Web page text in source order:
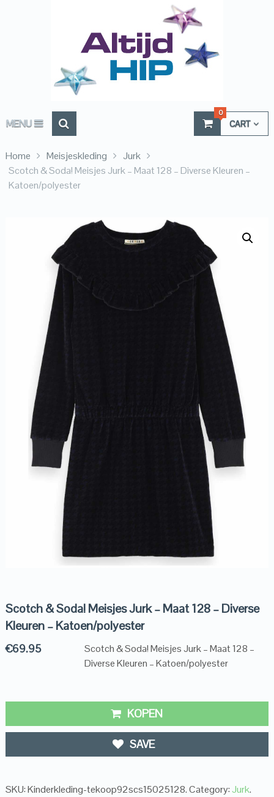
MENU CART
0
Home Meisjeskleding
Jurk
Scotch & Soda! Meisjes Jurk – Maat 128 – Diverse Kleuren –
Katoen/polyester
Scotch & Soda! Meisjes Jurk – Maat 128 – Diverse
Kleuren – Katoen/polyester
€69.95
Scotch & Soda! Meisjes Jurk – Maat 128 –
Diverse Kleuren – Katoen/polyester
KOPEN
SAVE
SKU:Kinderkleding-tekoop92scs15025128.Category: Jurk.